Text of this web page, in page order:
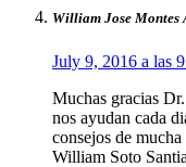
William Jose Montes
July 9, 2016 a las
Muchas gracias
nos ayudan cada
consejos de
William Soto